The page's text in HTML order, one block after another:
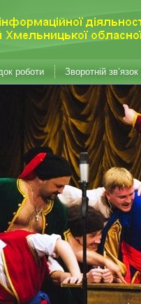
роботи Зворотній зв’язок